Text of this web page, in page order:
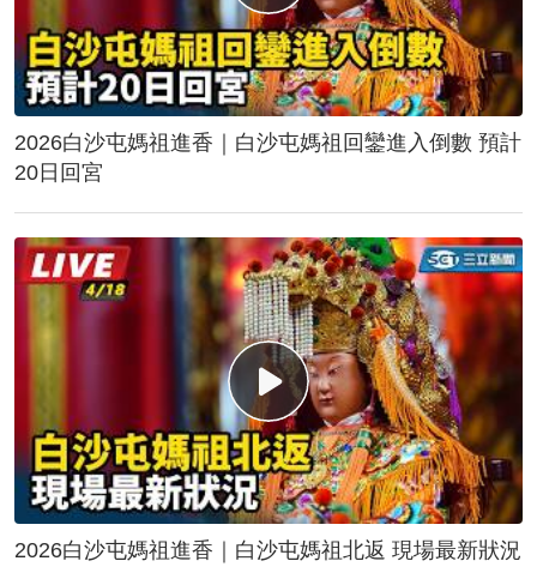
2026白沙屯媽祖進香｜白沙屯媽祖回鑾進入倒數 預計
20日回宮
2026白沙屯媽祖進香｜白沙屯媽祖北返 現場最新狀況